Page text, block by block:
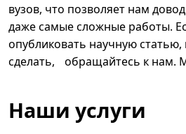
вузов, что позволяет нам
даже самые сложные работы.
опубликовать научную статью,
сделать, обращайтесь к нам.
Наши услуги